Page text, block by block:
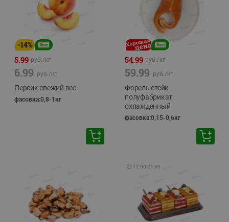
-14%
5.99 руб./кг
6.99 руб./кг
Персик свежий вес
фасовка:0,8-1кг
54.99 руб./кг
59.99 руб./кг
Форель стейк
полуфабрикат,
охлажденный
фасовка:0,15-0,6кг
🕘 12:00-21:00